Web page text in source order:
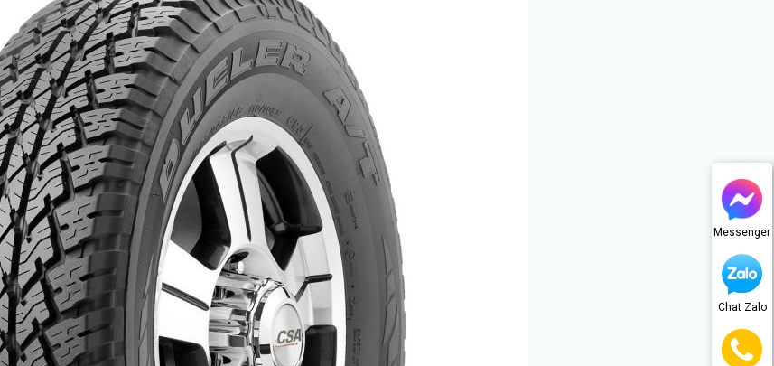
Messenger
Chat Zalo